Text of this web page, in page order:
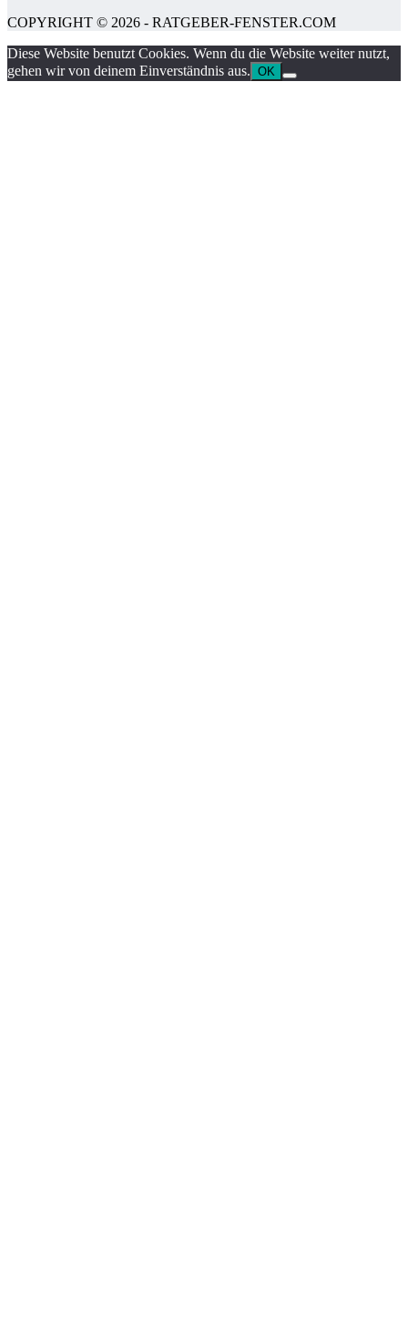
COPYRIGHT © 2026 - RATGEBER-FENSTER.COM
Diese Website benutzt Cookies. Wenn du die Website weiter nutzt,
gehen wir von deinem Einverständnis aus. OK